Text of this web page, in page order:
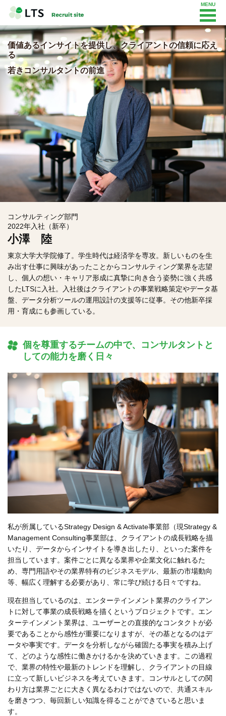
価値あるインサイトを提供し、クライアントの信頼に応え
る
若きコンサルタントの前進
コンサルティング部門
2022年入社（新卒）
小澤 陸
東京大学大学院修了。学生時代は経済学を専攻。新しいものを生
み出す仕事に興味があったことからコンサルティング業界を志望
し、個人の想い・キャリア形成に真摯に向き合う姿勢に強く共感
したLTSに入社。入社後はクライアントの事業戦略策定やデータ基
盤、データ分析ツールの運用設計の支援等に従事。その他新卒採
用・育成にも参画している。
個を尊重するチームの中で、コンサルタントと
しての能力を磨く日々
私が所属しているStrategy Design & Activate事業部 （現Strategy &
Management Consulting事業部は、 クライアントの成長戦略を描
いたり、データからインサイトを導き出 したり、 といった案件を
担当しています。案件ごとに異なる業界や企業文化に触れるた
め、専門用語やその業界特有のビジネスモデル、最新の市場動向
等
幅広く理解する必要があり、 常に学び続ける日々ですね。
現在担当しているのは 、エンターテインメント業界のクライアン
ト に対して事業の成長戦略を描く というプロジェクト です。エン
ターテインメント業界は、 ユーザーとの直接的なコンタクトが必
要であることから感性が重要になりますが、その基となるのはデ
ータや事実です。データを分析しながら確固たる事実を積み上げ
て 、どのような感性に働きかけるかを決めていきます。この過程
で、業界の特性や最新のトレンドを理解し クライアントの目線
に立って新しいビジネスを考えていきます。
コンサルとしての関
わり方は業界ごとに大きく異なるわけではないので、共通スキル
を磨きつつ、毎回新しい知識を得ることができていると思いま
す。